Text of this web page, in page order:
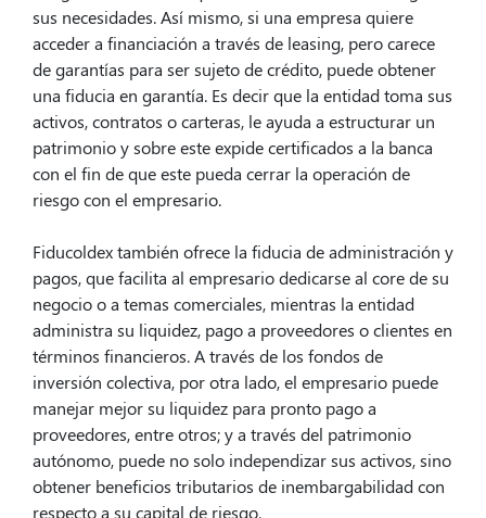
sus necesidades. Así mismo, si una empresa quiere
acceder a financiación a través de leasing, pero carece
de garantías para ser sujeto de crédito, puede obtener
una fiducia en garantía. Es decir que la entidad toma sus
activos, contratos o carteras, le ayuda a estructurar un
patrimonio y sobre este expide certificados a la banca
con el fin de que este pueda cerrar la operación de
riesgo con el empresario.
Fiducoldex también ofrece la fiducia de administración y
pagos, que facilita al empresario dedicarse al core de su
negocio o a temas comerciales, mientras la entidad
administra su liquidez, pago a proveedores o clientes en
términos financieros. A través de los fondos de
inversión colectiva, por otra lado, el empresario puede
manejar mejor su liquidez para pronto pago a
proveedores, entre otros; y a través del patrimonio
autónomo, puede no solo independizar sus activos, sino
obtener beneficios tributarios de inembargabilidad con
respecto a su capital de riesgo.